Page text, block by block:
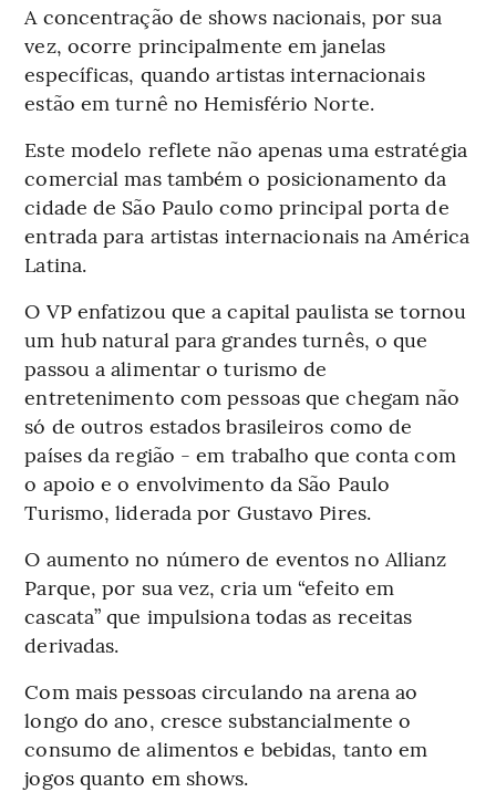
A concentração de shows nacionais, por sua
vez, ocorre principalmente em janelas
específicas, quando artistas internacionais
estão em turnê no Hemisfério Norte.
Este modelo reflete não apenas uma estratégia
comercial mas também o posicionamento da
cidade de São Paulo como principal porta de
entrada para artistas internacionais na América
Latina.
O VP enfatizou que a capital paulista se tornou
um hub natural para grandes turnês, o que
passou a alimentar o turismo de
entretenimento com pessoas que chegam não
só de outros estados brasileiros como de
países da região - em trabalho que conta com
o apoio e o envolvimento da São Paulo
Turismo, liderada por Gustavo Pires.
O aumento no número de eventos no Allianz
Parque, por sua vez, cria um “efeito em
cascata” que impulsiona todas as receitas
derivadas.
Com mais pessoas circulando na arena ao
longo do ano, cresce substancialmente o
consumo de alimentos e bebidas, tanto em
jogos quanto em shows.